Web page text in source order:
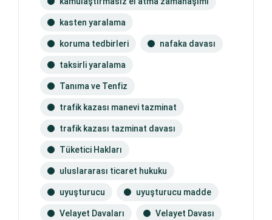
kasten yaralama
koruma tedbirleri nafaka davası
taksirli yaralama
Tanıma ve Tenfiz
trafik kazası manevi tazminat
trafik kazası tazminat davası
Tüketici Hakları
uluslararası ticaret hukuku
uyuşturucu uyuşturucu madde
Velayet Davaları Velayet Davası